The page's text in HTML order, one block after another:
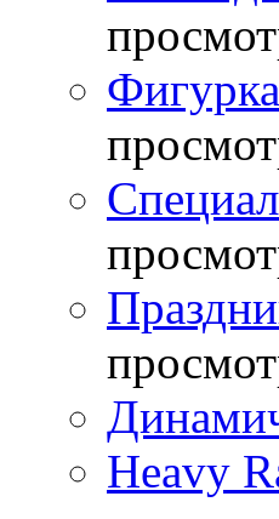
Heavy